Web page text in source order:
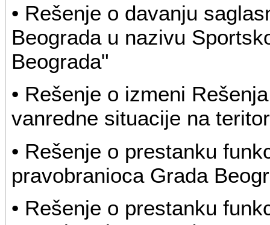
• Rešenje o davanju
Beograda u nazivu
Beograda"
• Rešenje o izmeni
vanredne situacije na
• Rešenje o prestanku
pravobranioca Grada
• Rešenje o prestanku